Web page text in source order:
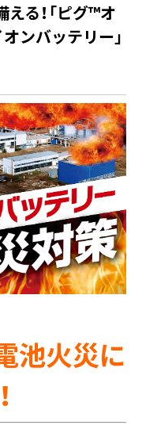
る！「ピグ™オ
ンバッテリー」
池火災に